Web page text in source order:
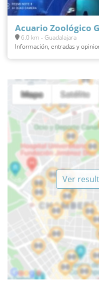
Acuario Zoológico
6.0 km - Guadalajara
Información, entradas y
Ver